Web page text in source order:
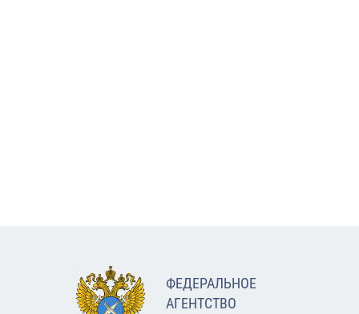
ФЕДЕРАЛЬНОЕ
АГЕНТСТВО